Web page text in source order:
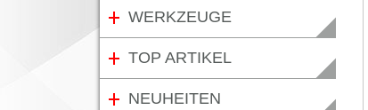
WERKZEUGE
TOP ARTIKEL
NEUHEITEN